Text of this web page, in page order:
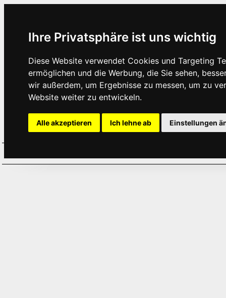
Ihre Privatsphäre ist uns wichtig
Diese Website verwendet Cookies und Targeting
ermöglichen und die Werbung, die Sie sehen,
wir außerdem, um Ergebnisse zu messen, um zu
Website weiter zu entwickeln.
Alle akzeptieren Ich lehne ab Einstellungen